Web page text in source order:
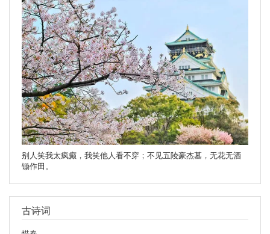
别人笑我太疯癫，我笑他人看不穿；不见五陵豪杰墓，无花无酒
锄作田。
古诗词